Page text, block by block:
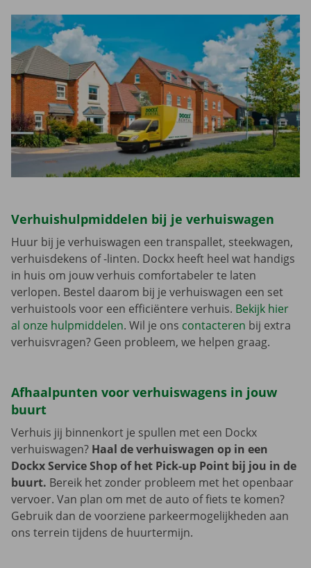
Verhuishulpmiddelen bij je verhuiswagen
Huur bij je verhuiswagen een transpallet, steekwagen,
verhuisdekens of -linten. Dockx heeft heel wat handigs
in huis om jouw verhuis comfortabeler te laten
verlopen. Bestel daarom bij je verhuiswagen een set
verhuistools voor een efficiëntere verhuis. Bekijk hier
al onze hulpmiddelen. Wil je ons contacteren bij extra
verhuisvragen? Geen probleem, we helpen graag.
Afhaalpunten voor verhuiswagens in jouw
buurt
Verhuis jij binnenkort je spullen met een Dockx
verhuiswagen? Haal de verhuiswagen op in een
Dockx Service Shop of het Pick-up Point bij jou in de
buurt. Bereik het zonder probleem met het openbaar
vervoer. Van plan om met de auto of fiets te komen?
Gebruik dan de voorziene parkeermogelijkheden aan
ons terrein tijdens de huurtermijn.